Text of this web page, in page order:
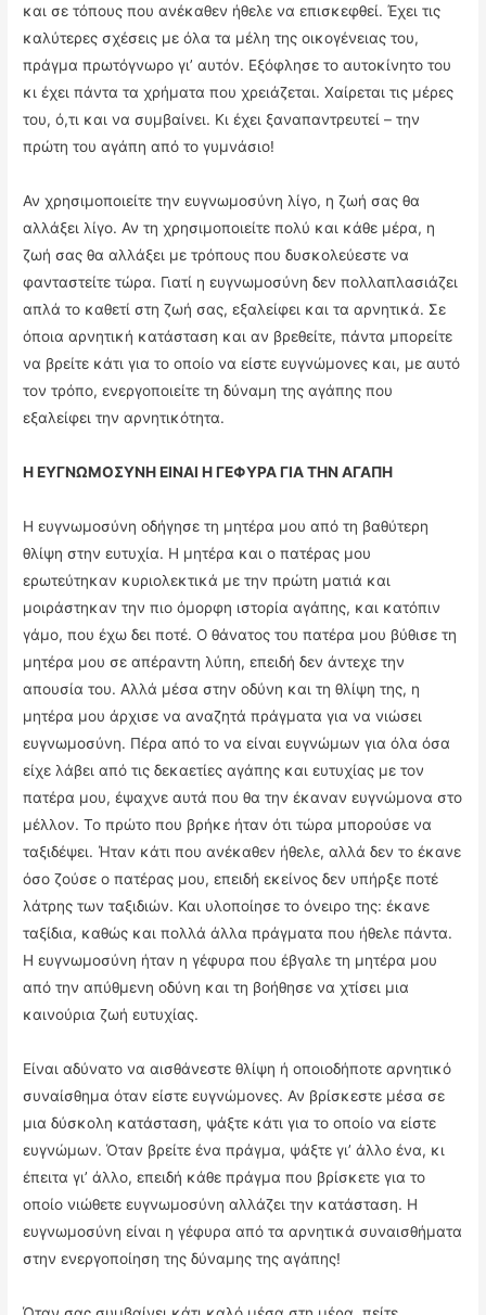
και σε τόπους που ανέκαθεν ήθελε να επισκεφθεί. Έχει τις
καλύτερες σχέσεις με όλα τα μέλη της οικογένειας του,
πράγμα πρωτόγνωρο γι’ αυτόν. Εξόφλησε το αυτοκίνητο του
κι έχει πάντα τα χρήματα που χρειάζεται. Χαίρεται τις μέρες
του, ό,τι και να συμβαίνει. Κι έχει ξαναπαντρευτεί – την
πρώτη του αγάπη από το γυμνάσιο!
Αν χρησιμοποιείτε την ευγνωμοσύνη λίγο, η ζωή σας θα
αλλάξει λίγο. Αν τη χρησιμοποιείτε πολύ και κάθε μέρα, η
ζωή σας θα αλλάξει με τρόπους που δυσκολεύεστε να
φανταστείτε τώρα. Γιατί η ευγνωμοσύνη δεν πολλαπλασιάζει
απλά το καθετί στη ζωή σας, εξαλείφει και τα αρνητικά. Σε
όποια αρνητική κατάσταση και αν βρεθείτε, πάντα μπορείτε
να βρείτε κάτι για το οποίο να είστε ευγνώμονες και, με αυτό
τον τρόπο, ενεργοποιείτε τη δύναμη της αγάπης που
εξαλείφει την αρνητικότητα.
Η ΕΥΓΝΩΜΟΣΥΝΗ ΕΙΝΑΙ Η ΓΕΦΥΡΑ ΓΙΑ ΤΗΝ ΑΓΑΠΗ
Η ευγνωμοσύνη οδήγησε τη μητέρα μου από τη βαθύτερη
θλίψη στην ευτυχία. Η μητέρα και ο πατέρας μου
ερωτεύτηκαν κυριολεκτικά με την πρώτη ματιά και
μοιράστηκαν την πιο όμορφη ιστορία αγάπης, και κατόπιν
γάμο, που έχω δει ποτέ. Ο θάνατος του πατέρα μου βύθισε τη
μητέρα μου σε απέραντη λύπη, επειδή δεν άντεχε την
απουσία του. Αλλά μέσα στην οδύνη και τη θλίψη της, η
μητέρα μου άρχισε να αναζητά πράγματα για να νιώσει
ευγνωμοσύνη. Πέρα από το να είναι ευγνώμων για όλα όσα
είχε λάβει από τις δεκαετίες αγάπης και ευτυχίας με τον
πατέρα μου, έψαχνε αυτά που θα την έκαναν ευγνώμονα στο
μέλλον. Το πρώτο που βρήκε ήταν ότι τώρα μπορούσε να
ταξιδέψει. Ήταν κάτι που ανέκαθεν ήθελε, αλλά δεν το έκανε
όσο ζούσε ο πατέρας μου, επειδή εκείνος δεν υπήρξε ποτέ
λάτρης των ταξιδιών. Και υλοποίησε το όνειρο της: έκανε
ταξίδια, καθώς και πολλά άλλα πράγματα που ήθελε πάντα.
Η ευγνωμοσύνη ήταν η γέφυρα που έβγαλε τη μητέρα μου
από την απύθμενη οδύνη και τη βοήθησε να χτίσει μια
καινούρια ζωή ευτυχίας.
Είναι αδύνατο να αισθάνεστε θλίψη ή οποιοδήποτε αρνητικό
συναίσθημα όταν είστε ευγνώμονες. Αν βρίσκεστε μέσα σε
μια δύσκολη κατάσταση, ψάξτε κάτι για το οποίο να είστε
ευγνώμων. Όταν βρείτε ένα πράγμα, ψάξτε γι’ άλλο ένα, κι
έπειτα γι’ άλλο, επειδή κάθε πράγμα που βρίσκετε για το
οποίο νιώθετε ευγνωμοσύνη αλλάζει την κατάσταση. Η
ευγνωμοσύνη είναι η γέφυρα από τα αρνητικά συναισθήματα
στην ενεργοποίηση της δύναμης της αγάπης!